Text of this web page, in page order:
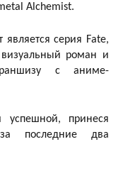
Alchemist.
серия Fate,
визуальный роман и
с аниме-
успешной, принеся
последние два